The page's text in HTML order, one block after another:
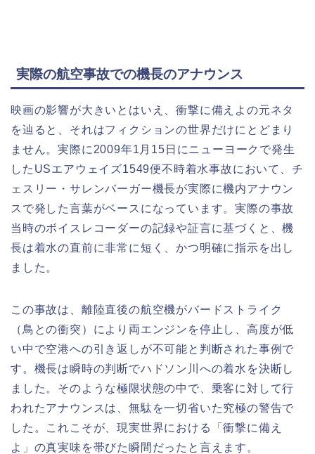
実際の航空事故での機長のアナウンス
映画の影響が大きいとはいえ、衝撃に備えよの元ネタ
を辿ると、それはフィクションの世界だけにとどまり
ません。実際に2009年1月15日にニューヨークで発生
したUSエアウェイズ1549便不時着水事故において、チ
ェスリー・サレンバーガー機長が実際に機内アナウン
スで発した言葉がベースになっています。実際の事故
当時のボイスレコーダーの記録や証言に基づくと、機
長は着水の直前に非常に短く、かつ明確に指示を出し
ました。
この事故は、離陸直後の航空機がバードストライク
（鳥との衝突）により両エンジンを停止し、高度が低
い中で空港への引き返しが不可能と判断された事例で
す。機長は瞬時の判断でハドソン川への着水を決断し
ました。そのような極限状態の中で、乗客に対して行
われたアナウンスは、無駄を一切省いた究極の警告で
した。これこそが、現実世界における「衝撃に備え
よ」の真実味を帯びた瞬間だったと言えます。